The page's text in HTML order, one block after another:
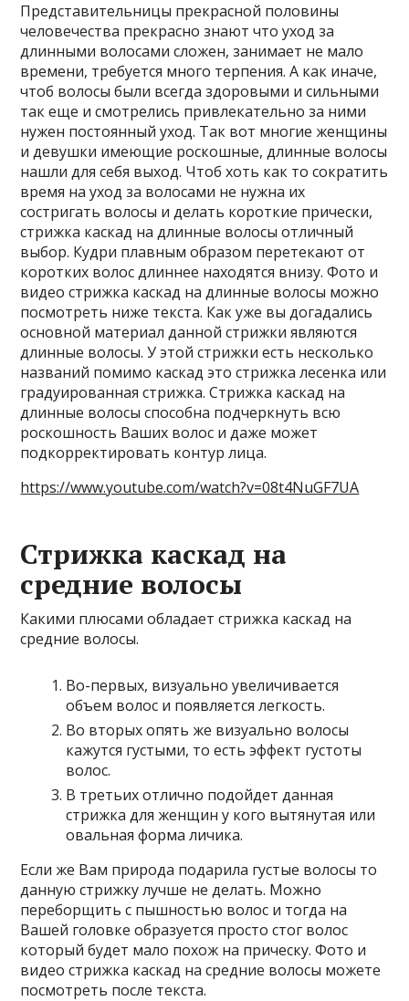
Представительницы прекрасной половины
человечества прекрасно знают что уход за
длинными волосами сложен, занимает не мало
времени, требуется много терпения. А как иначе,
чтоб волосы были всегда здоровыми и сильными
так еще и смотрелись привлекательно за ними
нужен постоянный уход. Так вот многие женщины
и девушки имеющие роскошные, длинные волосы
нашли для себя выход. Чтоб хоть как то сократить
время на уход за волосами не нужна их
состригать волосы и делать короткие прически,
стрижка каскад на длинные волосы отличный
выбор. Кудри плавным образом перетекают от
коротких волос длиннее находятся внизу. Фото и
видео стрижка каскад на длинные волосы можно
посмотреть ниже текста. Как уже вы догадались
основной материал данной стрижки являются
длинные волосы. У этой стрижки есть несколько
названий помимо каскад это стрижка лесенка или
градуированная стрижка. Стрижка каскад на
длинные волосы способна подчеркнуть всю
роскошность Ваших волос и даже может
подкорректировать контур лица.
https://www.youtube.com/watch?v=08t4NuGF7UA
Стрижка каскад на
средние волосы
Какими плюсами обладает стрижка каскад на
средние волосы.
Во-первых, визуально увеличивается
объем волос и появляется легкость.
Во вторых опять же визуально волосы
кажутся густыми, то есть эффект густоты
волос.
В третьих отлично подойдет данная
стрижка для женщин у кого вытянутая или
овальная форма личика.
Если же Вам природа подарила густые волосы то
данную стрижку лучше не делать. Можно
переборщить с пышностью волос и тогда на
Вашей головке образуется просто стог волос
который будет мало похож на прическу. Фото и
видео стрижка каскад на средние волосы можете
посмотреть после текста.